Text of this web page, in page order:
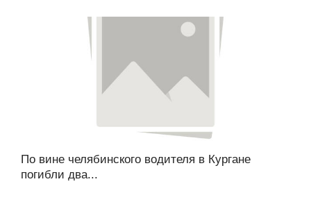
По вине челябинского водителя в Кургане
погибли два...